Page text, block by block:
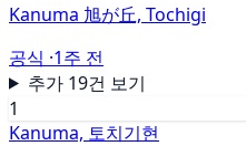
Kanuma 旭が丘, Tochigi
공식 ·1주 전
추가 19건 보기
1
Kanuma, 토치기현